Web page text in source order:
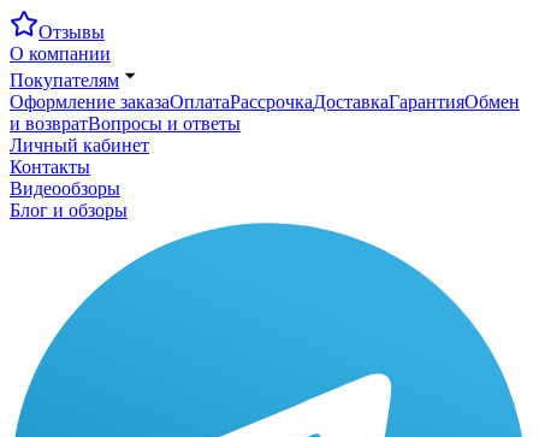
Отзывы
О компании
Покупателям
Оформление заказаОплатаРассрочкаДоставкаГарантияОбмен
и возвратВопросы и ответы
Личный кабинет
Контакты
Видеообзоры
Блог и обзоры